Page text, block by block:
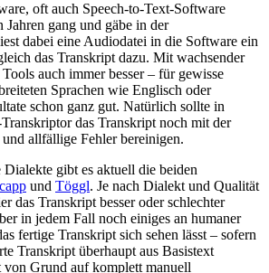
oft auch Speech-to-Text-Software
Jahren gang und gäbe in der
dabei eine Audiodatei in die Software ein
das Transkript dazu. Mit wachsender
auch immer besser – für gewisse
Sprachen wie Englisch oder
schon ganz gut. Natürlich sollte in
das Transkript noch mit der
allfällige Fehler bereinigen.
Dialekte gibt es aktuell die beiden
und Töggl. Je nach Dialekt und Qualität
das Transkript besser oder schlechter
in jedem Fall noch einiges an humaner
fertige Transkript sich sehen lässt – sofern
Transkript überhaupt aus Basistext
von Grund auf komplett manuell